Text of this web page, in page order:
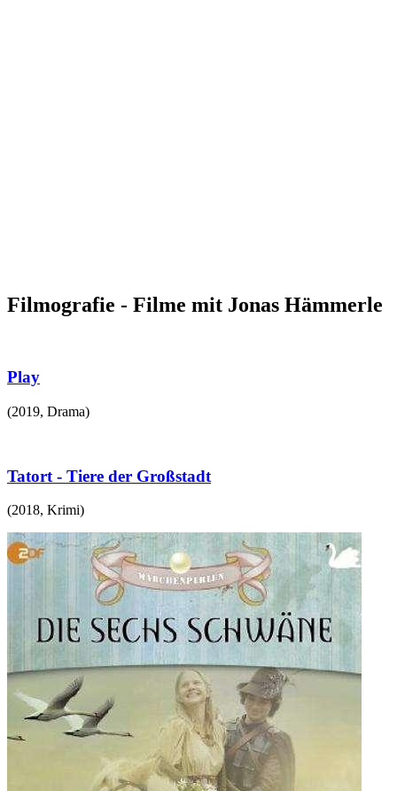
Filmografie - Filme mit Jonas Hämmerle
Play
(2019, Drama)
Tatort - Tiere der Großstadt
(2018, Krimi)